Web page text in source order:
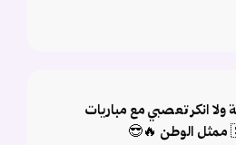
ولا انكر تعصبي مع مباريات